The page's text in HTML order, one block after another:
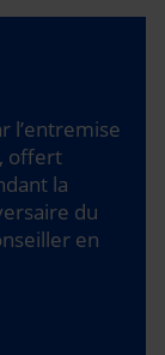
l’entremise
offert
la
du
en